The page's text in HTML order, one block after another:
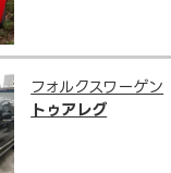
フォルクスワーゲン
トゥアレグ